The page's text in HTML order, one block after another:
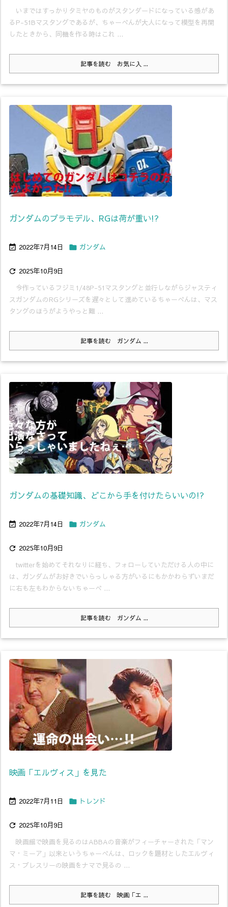
いまではすっかりタミヤのものがスタンダードになっている感があ
るP-51Bマスタングであるが、ちゃーべんが大人になって模型を再開
したときから、同機を作る時はこれ ...
記事を読む お気に入 ...
ガンダムのプラモデル、RGは荷が重い!?
 2022年7月14日  ガンダム
 2025年10月9日
今作っているフジミ1/48P-51マスタングと並行しながらジャスティ
スガンダムのRGシリーズを遅々として進めているちゃーべんは、マス
タングのほうがようやっと難 ...
記事を読む ガンダム ...
ガンダムの基礎知識、どこから手を付けたらいいの!?
 2022年7月14日  ガンダム
 2025年10月9日
twitterを始めてそれなりに経ち、フォローしていただける人の中に
は、ガンダムがお好きでいらっしゃる方がいるにもかかわらずいまだ
に右も左もわからないちゃーべ ...
記事を読む ガンダム ...
映画「エルヴィス」を見た
 2022年7月11日  トレンド
 2025年10月9日
映画館で映画を見るのはABBAの音楽がフィーチャーされた「マン
マ・ミーア」以来というちゃーべんは、ロックを題材としたエルヴィ
ス・プレスリーの映画をナマで見るの ...
記事を読む 映画「エ ...